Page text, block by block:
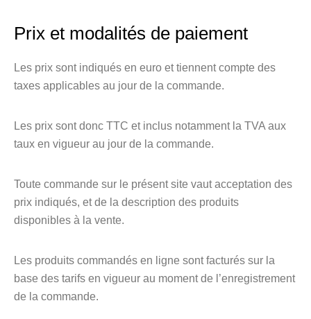
Prix et modalités de paiement
Les prix sont indiqués en euro et tiennent compte des
taxes applicables au jour de la commande.
Les prix sont donc TTC et inclus notamment la TVA aux
taux en vigueur au jour de la commande.
Toute commande sur le présent site vaut acceptation des
prix indiqués, et de la description des produits
disponibles à la vente.
Les produits commandés en ligne sont facturés sur la
base des tarifs en vigueur au moment de l’enregistrement
de la commande.